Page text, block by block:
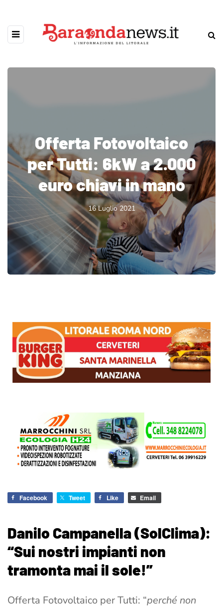
Offerta Fotovoltaico
per Tutti: 6kW a 2.000
euro chiavi in mano
16 Luglio 2021
Facebook Tweet Like Email
Danilo Campanella (SolClima):
“Sui nostri impianti non
tramonta mai il sole!”
Offerta Fotovoltaico per Tutti: “perché non